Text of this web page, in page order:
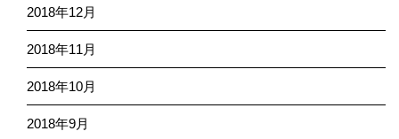
2018年12月
2018年11月
2018年10月
2018年9月